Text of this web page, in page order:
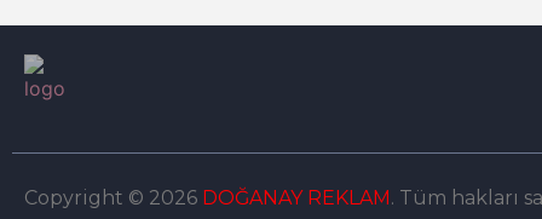
Copyright © 2026 DOĞANAY REKLAM. Tüm hakları